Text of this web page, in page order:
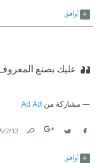
أوافق
عليك بصنع المعروف
مشاركة من Ad Ad
12‏/2‏/2025
أوافق